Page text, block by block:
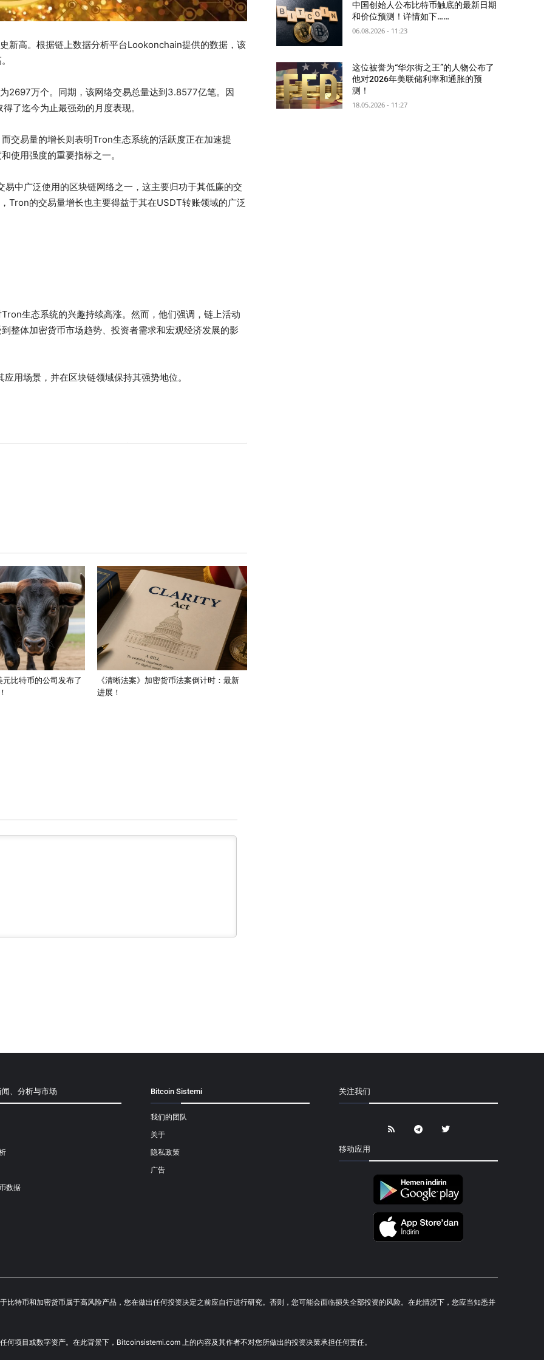
新高。根据链上数据分析平台Lookonchain提供的数据，该
2697万个。同期，该网络交易总量达到3.8577亿笔。因
了迄今为止最强劲的月度表现。
交易量的增长则表明Tron生态系统的活跃度正在加速提
使用强度的重要指标之一。
中广泛使用的区块链网络之一，这主要归功于其低廉的交
Tron的交易量增长也主要得益于其在USDT转账领域的广泛
生态系统的兴趣持续高涨。然而，他们强调，链上活动
整体加密货币市场趋势、投资者需求和宏观经济发展的影
用场景，并在区块链领域保持其强势地位。
元比特币的公司发布了
《清晰法案》加密货币法案倒计时：最新
进展！
中国创始人公布比特币触底的最新日期
和价位预测！详情如下……
06.08.2026 - 11:23
这位被誉为“华尔街之王”的人物公布了
他对2026年美联储利率和通胀的预
测！
18.05.2026 - 11:27
、分析与市场
数据
Bitcoin Sistemi
我们的团队
关于
隐私政策
广告
关注我们
移动应用
特币和加密货币属于高风险产品，您在做出任何投资决定之前应自行进行研究。否则，您可能会面临损失全部投资的风险。在此情况下，您应当知悉并
项目或数字资产。在此背景下，Bitcoinsistemi.com 上的内容及其作者不对您所做出的投资决策承担任何责任。